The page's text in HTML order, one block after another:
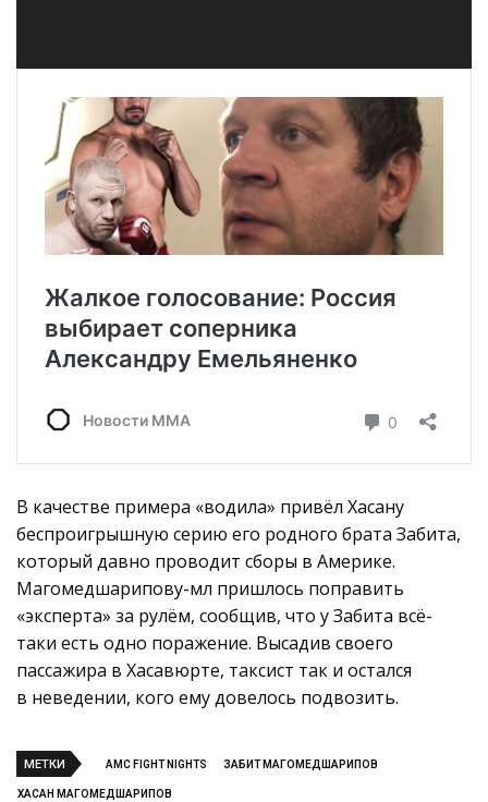
В качестве примера «водила» привёл Хасану
беспроигрышную серию его родного брата Забита,
который давно проводит сборы в Америке.
Магомедшарипову-мл пришлось поправить
«эксперта» за рулём, сообщив, что у Забита всё-
таки есть одно поражение. Высадив своего
пассажира в Хасавюрте, таксист так и остался
в неведении, кого ему довелось подвозить.
МЕТКИ AMC FIGHT NIGHTS ЗАБИТ МАГОМЕДШАРИПОВ
ХАСАН МАГОМЕДШАРИПОВ